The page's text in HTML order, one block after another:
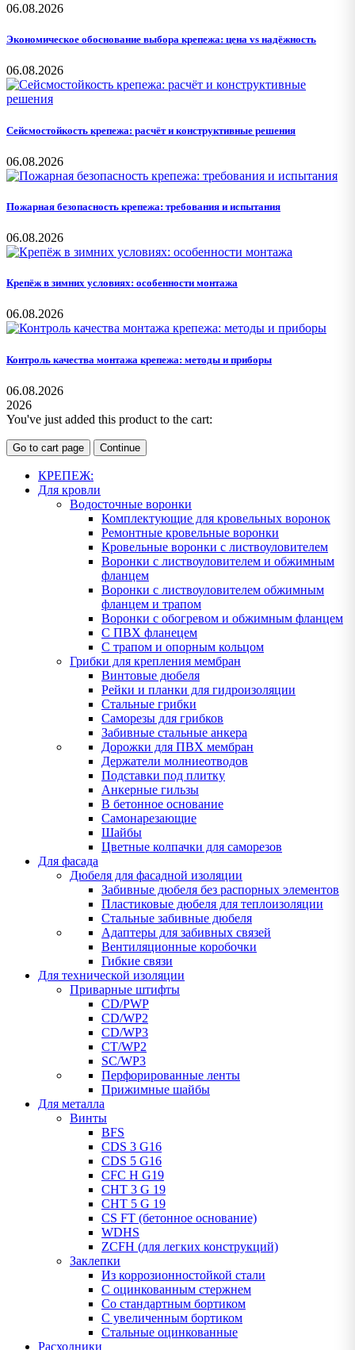
06.08.2026
Экономическое обоснование выбора крепежа: цена vs надёжность
06.08.2026
Сейсмостойкость крепежа: расчёт и конструктивные решения
06.08.2026
Пожарная безопасность крепежа: требования и испытания
06.08.2026
Крепёж в зимних условиях: особенности монтажа
06.08.2026
Контроль качества монтажа крепежа: методы и приборы
06.08.2026
2026
You've just added this product to the cart:
Go to cart page Continue
КРЕПЕЖ:
Для кровли
Водосточные воронки
Комплектующие для кровельных воронок
Ремонтные кровельные воронки
Кровельные воронки с листвоуловителем
Воронки с листвоуловителем и обжимным
фланцем
Воронки с листвоуловителем обжимным
фланцем и трапом
Воронки с обогревом и обжимным фланцем
С ПВХ фланецем
С трапом и опорным кольцом
Грибки для крепления мембран
Винтовые дюбеля
Рейки и планки для гидроизоляции
Стальные грибки
Саморезы для грибков
Забивные стальные анкера
Дорожки для ПВХ мембран
Держатели молниеотводов
Подставки под плитку
Анкерные гильзы
В бетонное основание
Самонарезающие
Шайбы
Цветные колпачки для саморезов
Для фасада
Дюбеля для фасадной изоляции
Забивные дюбеля без распорных элементов
Пластиковые дюбеля для теплоизоляции
Стальные забивные дюбеля
Адаптеры для забивных связей
Вентиляционные коробочки
Гибкие связи
Для технической изоляции
Приварные штифты
CD/PWP
CD/WP2
CD/WP3
CT/WP2
SC/WP3
Перфорированные ленты
Прижимные шайбы
Для металла
Винты
BFS
CDS 3 G16
CDS 5 G16
CFC H G19
CHT 3 G 19
CHT 5 G 19
CS FT (бетонное основание)
WDHS
ZCFH (для легких конструкций)
Заклепки
Из коррозионностойкой стали
С оцинкованным стержнем
Со стандартным бортиком
С увеличенным бортиком
Стальные оцинкованные
Расходники